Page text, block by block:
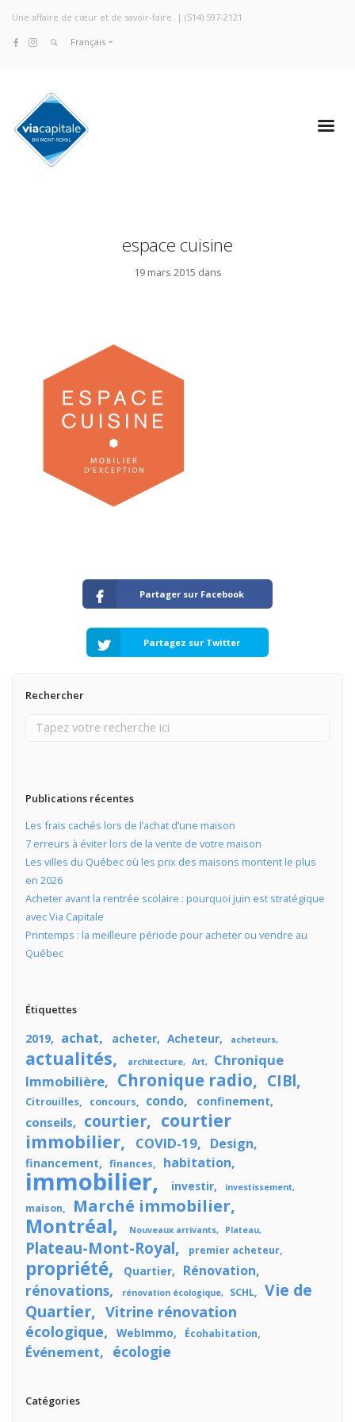
Une affaire de cœur et de savoir-faire. | (514) 597-2121
Français
espace cuisine
19 mars 2015 dans
Partager sur Facebook
Partagez sur Twitter
Rechercher
Publications récentes
Les frais cachés lors de l’achat d’une maison
7 erreurs à éviter lors de la vente de votre maison
Les villes du Québec où les prix des maisons montent le plus
en 2026
Acheter avant la rentrée scolaire : pourquoi juin est stratégique
avec Via Capitale
Printemps : la meilleure période pour acheter ou vendre au
Québec
Étiquettes
2019 achat acheter Acheteur acheteurs
actualités architecture Art
Chronique
Immobilière
Chronique radio CIBl
Citrouilles concours condo confinement
conseils courtier
courtier
immobilier
COVID-19 Design
financement finances habitation
immobilier investir investissement
maison Marché immobilier
Montréal Nouveaux arrivants Plateau
Plateau-Mont-Royal premier acheteur
propriété Quartier Rénovation
rénovations rénovation écologique SCHL
Vie de
Quartier
Vitrine rénovation
écologique
WebImmo Écohabitation
Événement écologie
Catégories